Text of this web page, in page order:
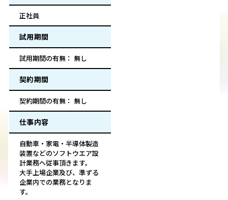
正社員
試用期間
試用期間の有無： 無し
契約期間
契約期間の有無： 無し
仕事内容
自動車・家電・半導体製造
装置などのソフトウエア設
計業務へ従事頂きます。
大手上場企業及び、準ずる
企業内での業務となりま
す。